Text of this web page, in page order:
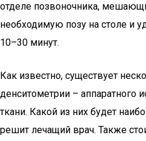
отделе позвоночника,
необходимую позу на столе и
10–30 минут.
Как известно, существует
денситометрии – аппаратного
ткани. Какой из них будет
решит лечащий врач. Также